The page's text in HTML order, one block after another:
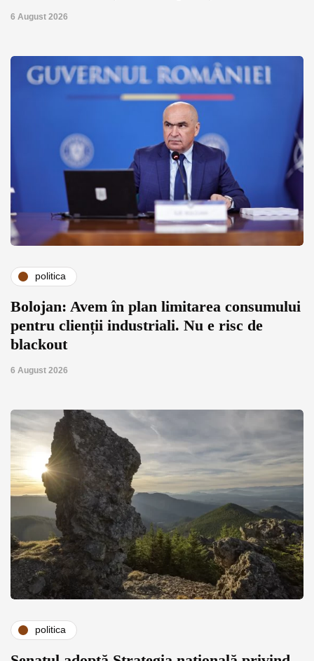
6 August 2026
politica
Bolojan: Avem în plan limitarea consumului
pentru clienții industriali. Nu e risc de
blackout
6 August 2026
politica